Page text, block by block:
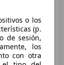
o los
(p.
de sesión,
los
con otra